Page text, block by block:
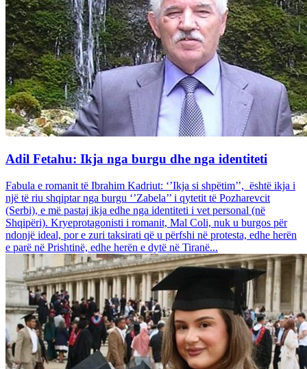
Adil Fetahu: Ikja nga burgu dhe nga identiteti
Fabula e romanit të Ibrahim Kadriut: ‘’Ikja si shpëtim’’, është ikja i
një të riu shqiptar nga burgu ‘’Zabela’’ i qytetit të Pozharevcit
(Serbi), e më pastaj ikja edhe nga identiteti i vet personal (në
Shqipëri). Kryeprotagonisti i romanit, Mal Coli, nuk u burgos për
ndonjë ideal, por e zuri taksirati që u përfshi në protesta, edhe herën
e parë në Prishtinë, edhe herën e dytë në Tiranë...